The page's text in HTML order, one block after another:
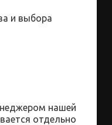
и выбора
нашей
отдельно